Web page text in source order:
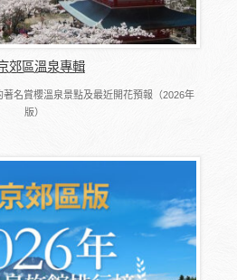
郊區溫泉專輯
名賞櫻溫泉景點及最近開花預報（2026年
版）